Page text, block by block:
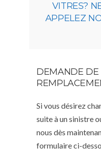
VITRES?
APPELEZ
DEMANDE DE
Si vous désirez
suite à un sinistre
nous dès
formulaire ci-